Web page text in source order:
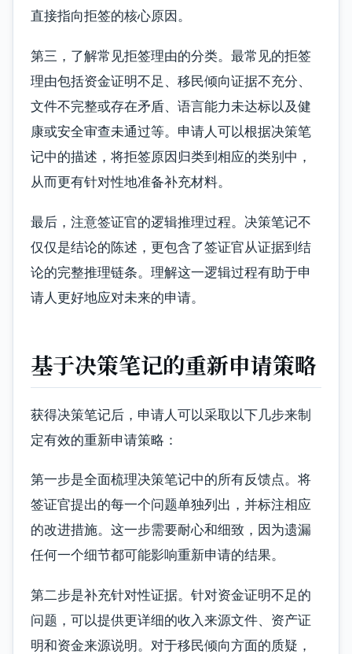
直接指向拒签的核心原因。
第三，了解常见拒签理由的分类。最常见的拒签
理由包括资金证明不足、移民倾向证据不充分、
文件不完整或存在矛盾、语言能力未达标以及健
康或安全审查未通过等。申请人可以根据决策笔
记中的描述，将拒签原因归类到相应的类别中，
从而更有针对性地准备补充材料。
最后，注意签证官的逻辑推理过程。决策笔记不
仅仅是结论的陈述，更包含了签证官从证据到结
论的完整推理链条。理解这一逻辑过程有助于申
请人更好地应对未来的申请。
基于决策笔记的重新申请策略
获得决策笔记后，申请人可以采取以下几步来制
定有效的重新申请策略：
第一步是全面梳理决策笔记中的所有反馈点。将
签证官提出的每一个问题单独列出，并标注相应
的改进措施。这一步需要耐心和细致，因为遗漏
任何一个细节都可能影响重新申请的结果。
第二步是补充针对性证据。针对资金证明不足的
问题，可以提供更详细的收入来源文件、资产证
明和资金来源说明。对于移民倾向方面的质疑，